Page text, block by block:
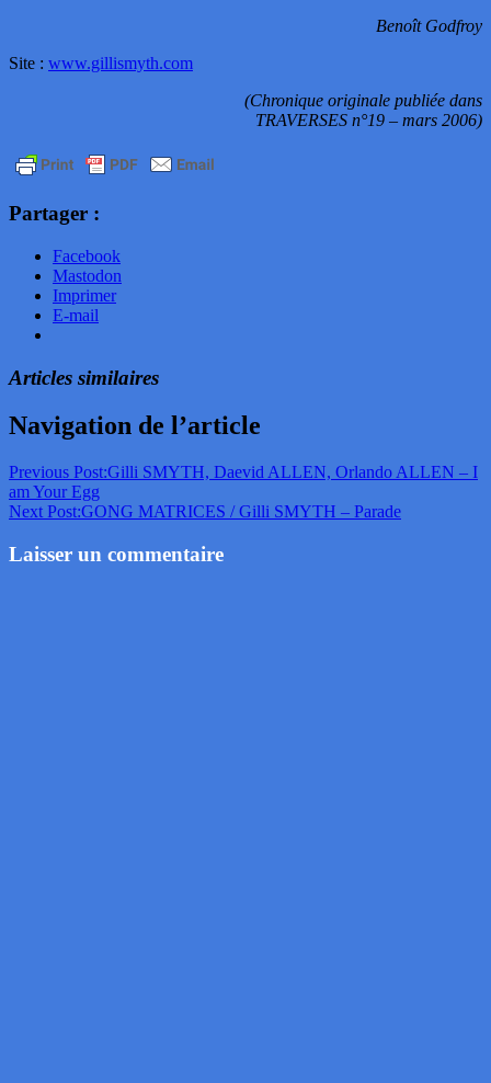
Benoît Godfroy
Site : www.gillismyth.com
(Chronique originale publiée dans
TRAVERSES n°19 – mars 2006)
Partager :
Facebook
Mastodon
Imprimer
E-mail
Articles similaires
Navigation de l’article
Previous Post:Gilli SMYTH, Daevid ALLEN, Orlando ALLEN – I
am Your Egg
Next Post:GONG MATRICES / Gilli SMYTH – Parade
Laisser un commentaire